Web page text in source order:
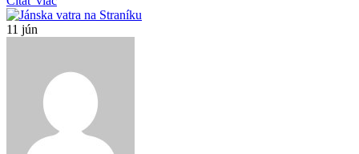
11 jún